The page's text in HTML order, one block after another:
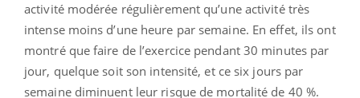
activité modérée régulièrement qu’une activité très
intense moins d’une heure par semaine. En effet, ils ont
montré que faire de l’exercice pendant 30 minutes par
jour, quelque soit son intensité, et ce six jours par
semaine diminuent leur risque de mortalité de 40 %.